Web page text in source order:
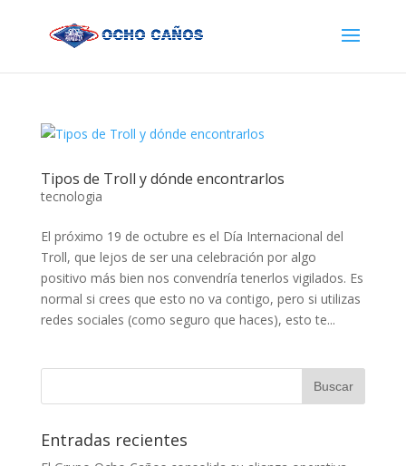
Tipos de Troll y dónde encontrarlos
tecnologia
El próximo 19 de octubre es el Día Internacional del
Troll, que lejos de ser una celebración por algo
positivo más bien nos convendría tenerlos vigilados. Es
normal si crees que esto no va contigo, pero si utilizas
redes sociales (como seguro que haces), esto te...
Entradas recientes